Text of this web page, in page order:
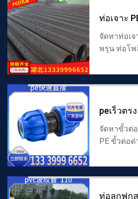
เล็ก ข้อต่อ
ท่อเจาะ
จัดหาท่อเจ
พรุน ท่อโพ
พลาสติก ท่
ท่อน้ำซึมผ
peเร็วตรง
จัดหาขั้วต่
PE ขั้วต่อด่
ต่อโดยตร
โดยตรงป
โดยตรงด่
ท่อลูกฟูก